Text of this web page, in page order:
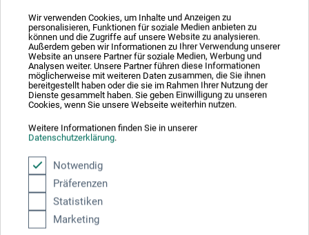
Wir verwenden Cookies, um Inhalte und Anzeigen zu
personalisieren, Funktionen für soziale Medien anbieten zu
können und die Zugriffe auf unsere Website zu analysieren.
Außerdem geben wir Informationen zu Ihrer Verwendung unserer
Website an unsere Partner für soziale Medien, Werbung und
Analysen weiter. Unsere Partner führen diese Informationen
möglicherweise mit weiteren Daten zusammen, die Sie ihnen
bereitgestellt haben oder die sie im Rahmen Ihrer Nutzung der
Dienste gesammelt haben. Sie geben Einwilligung zu unseren
Cookies, wenn Sie unsere Webseite weiterhin nutzen.
Weitere Informationen finden Sie in unserer
Datenschutzerklärung.
Notwendig
Präferenzen
Statistiken
Marketing
Hausnummer*
Adresszusatz / Firma
PLZ*